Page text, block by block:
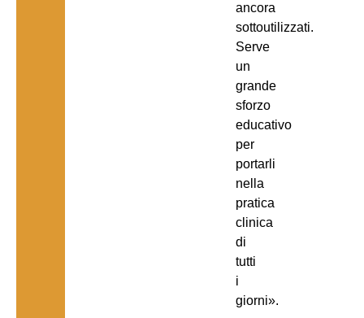
ancora
sottoutilizzati.
Serve
un
grande
sforzo
educativo
per
portarli
nella
pratica
clinica
di
tutti
i
giorni».